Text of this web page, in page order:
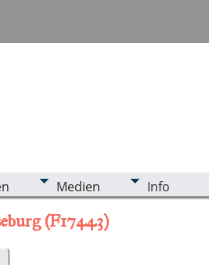
Medien Info
(F17443)